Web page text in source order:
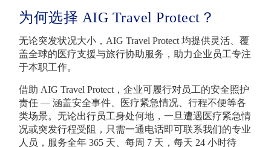
为何选择 AIG Travel Protect？
无论突发状况大小，AIG Travel Protect 均提供灵活、覆
盖全球的医疗支援与旅行协助服务，助力企业员工专注
于本职工作。
借助 AIG Travel Protect，企业可履行对员工的安全照护
责任 — 涵盖安全事件、医疗紧急情况、行程不便等各
类场景。无论出行员工身处何地，一旦遭遇医疗紧急情
况或突发行程受阻，只需一通电话即可联系我们的专业
人员，服务全年 365 天、每周 7 天，每天 24 小时待